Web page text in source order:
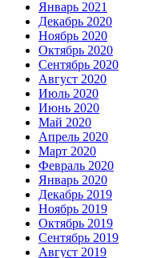
Январь 2021
Декабрь 2020
Ноябрь 2020
Октябрь 2020
Сентябрь 2020
Август 2020
Июль 2020
Июнь 2020
Май 2020
Апрель 2020
Март 2020
Февраль 2020
Январь 2020
Декабрь 2019
Ноябрь 2019
Октябрь 2019
Сентябрь 2019
Август 2019